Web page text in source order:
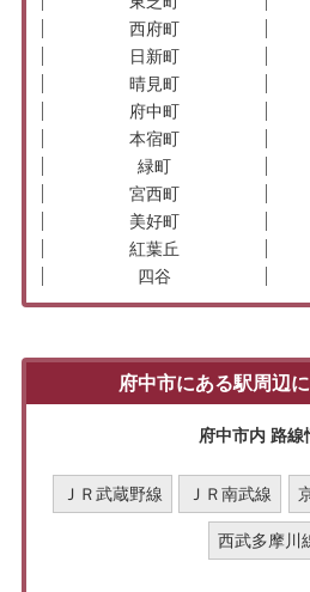
西府町
日新町
晴見町
府中町
本宿町
緑町
宮西町
美好町
紅葉丘
四谷
府中市にある駅周辺
府中市内 路線
ＪＲ武蔵野線 ＪＲ南武線
西武多摩川